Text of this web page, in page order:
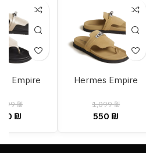
Hermes Empire
1,099₪
550 ₪
Empire
₪
₪